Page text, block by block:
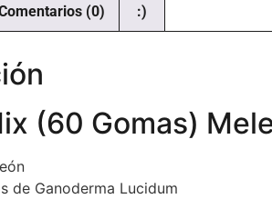
(0) :)
(60 Gomas)
de Ganoderma Lucidum